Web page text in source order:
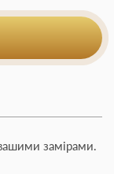
замірами.